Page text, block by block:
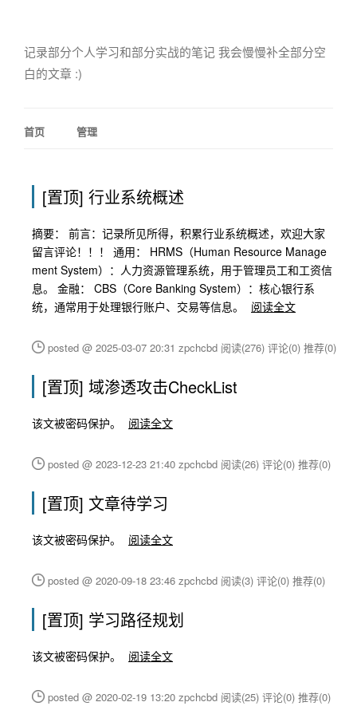
记录部分个人学习和部分实战的笔记 我会慢慢补全部分空
白的文章 :)
首页 管理
[置顶] 行业系统概述
摘要： 前言：记录所见所得，积累行业系统概述，欢迎大家
留言评论！！！ 通用： HRMS（Human Resource Manage
ment System）：人力资源管理系统，用于管理员工和工资信
息。 金融： CBS（Core Banking System）：核心银行系
统，通常用于处理银行账户、交易等信息。
阅读全文
posted @ 2025-03-07 20:31 zpchcbd 阅读(276) 评论(0) 推荐(0)
[置顶] 域渗透攻击CheckList
该文被密码保护。 阅读全文
posted @ 2023-12-23 21:40 zpchcbd 阅读(26) 评论(0) 推荐(0)
[置顶] 文章待学习
该文被密码保护。 阅读全文
posted @ 2020-09-18 23:46 zpchcbd 阅读(3) 评论(0) 推荐(0)
[置顶] 学习路径规划
该文被密码保护。 阅读全文
posted @ 2020-02-19 13:20 zpchcbd 阅读(25) 评论(0) 推荐(0)